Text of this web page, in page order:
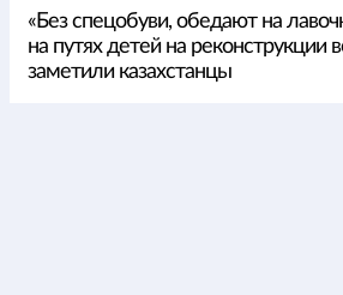
«Без спецобуви, обедают на
на путях детей на реконструкции
заметили казахстанцы